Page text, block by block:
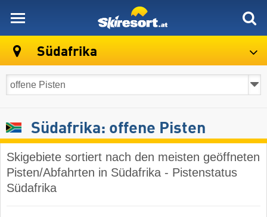
Südafrika
Südafrika: offene Pisten
Skigebiete sortiert nach den meisten geöffneten
Pisten/Abfahrten in Südafrika - Pistenstatus
Südafrika